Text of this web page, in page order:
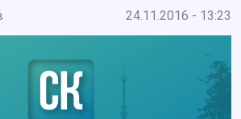
24.11.2016 - 13:23